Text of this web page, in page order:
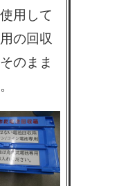
用して
の回収
のまま